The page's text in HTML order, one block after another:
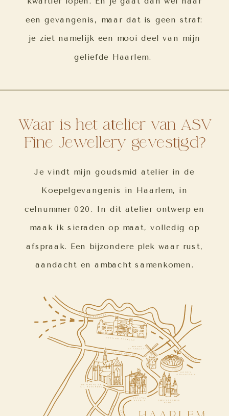
Je vindt mijn goudsmid atelier in de
Koepelgevangenis in Haarlem, in
celnummer 020. In dit atelier ontwerp en
maak ik sieraden op maat, volledig op
afspraak. Een bijzondere plek waar rust,
aandacht en ambacht samenkomen.
Waar is het atelier van ASV
Fine Jewellery gevestigd?
een gevangenis, maar dat is geen straf:
je ziet namelijk een mooi deel van mijn
geliefde Haarlem.